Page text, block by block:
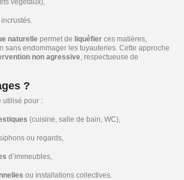
végétaux),
naturelle permet de liquéfier ces matières,
sans endommager les tuyauteries. Cette approche
non agressive, respectueuse de
?
utilisé pour :
(cuisine, salle de bain, WC),
ou regards,
d’immeubles,
ou installations collectives.